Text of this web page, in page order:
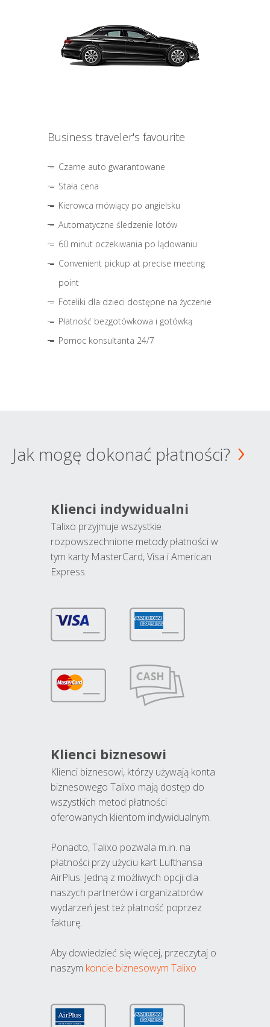
Business traveler's favourite
Czarne auto gwarantowane
Stała cena
Kierowca mówiący po angielsku
Automatyczne śledzenie lotów
60 minut oczekiwania po lądowaniu
Convenient pickup at precise meeting
point
Foteliki dla dzieci dostępne na życzenie
Płatność bezgotówkowa i gotówką
Pomoc konsultanta 24/7
Jak mogę dokonać płatności?
Klienci indywidualni
Talixo przyjmuje wszystkie
rozpowszechnione metody płatności w
tym karty MasterCard, Visa i American
Express.
Klienci biznesowi
Klienci biznesowi, którzy używają konta
biznesowego Talixo mają dostęp do
wszystkich metod płatności
oferowanych klientom indywidualnym.
Ponadto, Talixo pozwala m.in. na
płatności przy użyciu kart Lufthansa
AirPlus. Jedną z możliwych opcji dla
naszych partnerów i organizatorów
wydarzeń jest też płatność poprzez
fakturę.
Aby dowiedzieć się więcej, przeczytaj o
naszym koncie biznesowym Talixo